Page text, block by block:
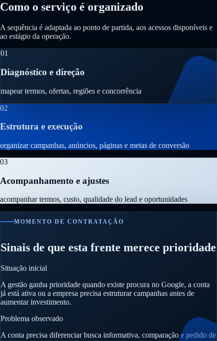
Como o serviço é organizado
A sequência é adaptada ao ponto de partida, aos acessos disponíveis e
ao estágio da operação.
01
Diagnóstico e direção
mapear termos, ofertas, regiões e concorrência
02
Estrutura e execução
organizar campanhas, anúncios, páginas e metas de conversão
03
Acompanhamento e ajustes
acompanhar termos, custo, qualidade do lead e oportunidades
MOMENTO DE CONTRATAÇÃO
Sinais de que esta frente merece prioridade
Situação inicial
A gestão ganha prioridade quando existe procura no Google, a conta
já está ativa ou a empresa precisa estruturar campanhas antes de
aumentar investimento.
Problema observado
A conta precisa diferenciar busca informativa, comparação e pedido de